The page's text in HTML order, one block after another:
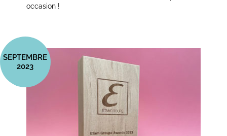
occasion !
SEPTEMBRE
2023